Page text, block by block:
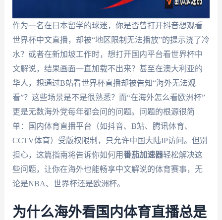
作为一名在日本留学的球迷，你是否曾打开抖音想观看
世界杯中文直播，却被“地区限制无法播放”的提示浇了冷
水？或者在新加坡工作时，想打开国内平台看世界杯中
文解说，结果画面一直加载不出来？甚至在澳大利亚的
华人，想通过B站看世界杯直播却被告知“海外无法观
看”？这些场景是不是很熟悉？而“在海外怎么看欧洲杯”
更是无数海外党每年都会问的问题。问题的根源很简
单：国内体育直播平台（如抖音、B站、腾讯体育、
CCTV体育）受版权限制，只允许中国大陆IP访问。但别
担心，这篇指南将告诉你如何用番茄加速器轻松解决这
些问题，让你在海外也能畅享中文解说的体育赛事，无
论是NBA、世界杯还是欧洲杯。
为什么海外看国内体育直播总是